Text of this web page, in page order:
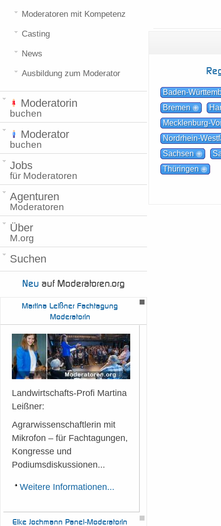
Baden-
Bremen
Mecklenburg-
Nordrhein-
Sachsen
Thüringen
Moderatoren mit Kompetenz
Casting
News
Ausbildung zum Moderator
Moderatorin
buchen
Moderator
buchen
Jobs
für Moderatoren
Agenturen
Moderatoren
Über
M.org
Suchen
Neu auf Moderatoren.org
Martina Leißner Fachtagung
Moderatorin
Landwirtschafts-Profi Martina
Leißner:
Agrarwissenschaftlerin mit
Mikrofon – für Fachtagungen,
Kongresse und
Podiumsdiskussionen...
Weitere Informationen...
Elke Jochmann Panel-Moderatorin